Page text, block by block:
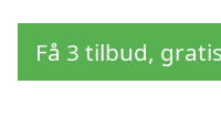
Få 3 tilbud,